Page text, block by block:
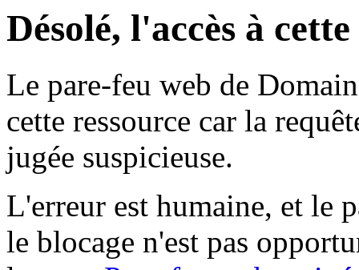
Désolé, l'accès à
Le pare-feu web de
cette ressource car la
jugée suspicieuse.
L'erreur est humaine, et le
le blocage n'est pas